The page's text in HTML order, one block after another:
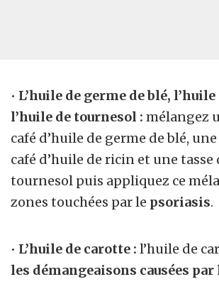
• L’huile de germe de blé,
l’huile de tournesol : mélangez
café d’huile de germe de blé,
café d’huile de ricin et une tasse
tournesol puis appliquez ce
zones touchées par le psoriasis.
• L’huile de carotte : l’huile de
les démangeaisons causées